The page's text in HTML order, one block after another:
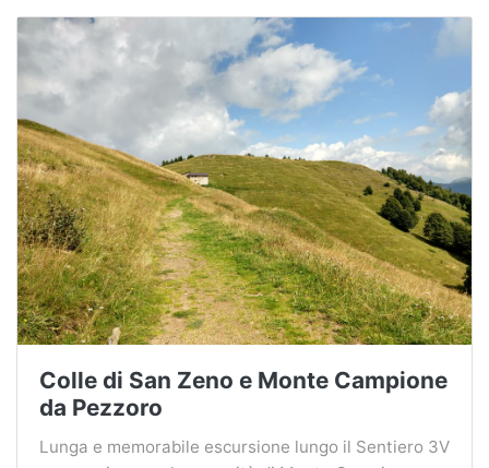
Colle di San Zeno e Monte Campione
da Pezzoro
Lunga e memorabile escursione lungo il Sentiero 3V